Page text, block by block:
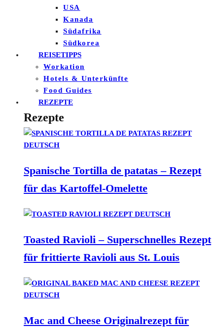
USA
Kanada
Südafrika
Südkorea
REISETIPPS
Workation
Hotels & Unterkünfte
Food Guides
REZEPTE
Rezepte
Spanische Tortilla de patatas – Rezept
für das Kartoffel-Omelette
Toasted Ravioli – Superschnelles Rezept
für frittierte Ravioli aus St. Louis
Mac and Cheese Originalrezept für